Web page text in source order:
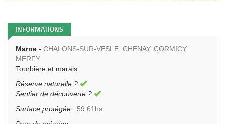
INFORMATIONS
Marne - CHALONS-SUR-VESLE, CHENAY, CORMICY,
MERFY
Tourbière et marais
Réserve naturelle ?
Sentier de découverte ?
Surface protégée : 59,61ha